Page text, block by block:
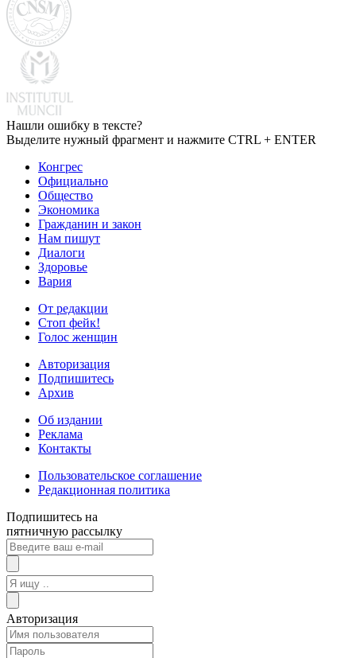
Нашли ошибку в тексте?
Выделите нужный фрагмент и нажмите CTRL + ENTER
Конгрес
Официально
Общество
Экономика
Гражданин и закон
Нам пишут
Диалоги
Здоровье
Вария
От редакции
Стоп фейк!
Голос женщин
Авторизация
Подпишитесь
Архив
Об издании
Реклама
Контакты
Пользовательское соглашение
Редакционная политика
Подпишитесь на
пятничную рассылку
Авторизация